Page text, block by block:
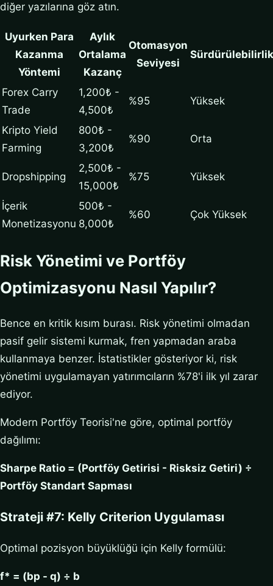
diğer yazılarına göz atın.
Uyurken Para
Kazanma
Yöntemi
Aylık
Ortalama
Kazanç
Otomasyon
Seviyesi
Sürdürülebilirlik
Forex Carry
Trade
1,200₺ -
4,500₺
%95 Yüksek
Kripto Yield
Farming
800₺ -
3,200₺
%90 Orta
Dropshipping
2,500₺ -
15,000₺
%75 Yüksek
İçerik
Monetizasyonu
500₺ -
8,000₺
%60 Çok Yüksek
Risk Yönetimi ve Portföy
Optimizasyonu Nasıl Yapılır?
Bence en kritik kısım burası. Risk yönetimi olmadan
pasif gelir sistemi kurmak, fren yapmadan araba
kullanmaya benzer. İstatistikler gösteriyor ki, risk
yönetimi uygulamayan yatırımcıların %78'i ilk yıl zarar
ediyor.
Modern Portföy Teorisi'ne göre, optimal portföy
dağılımı:
Sharpe Ratio = (Portföy Getirisi - Risksiz Getiri) ÷
Portföy Standart Sapması
Strateji #7: Kelly Criterion Uygulaması
Optimal pozisyon büyüklüğü için Kelly formülü:
f* = (bp - q) ÷ b